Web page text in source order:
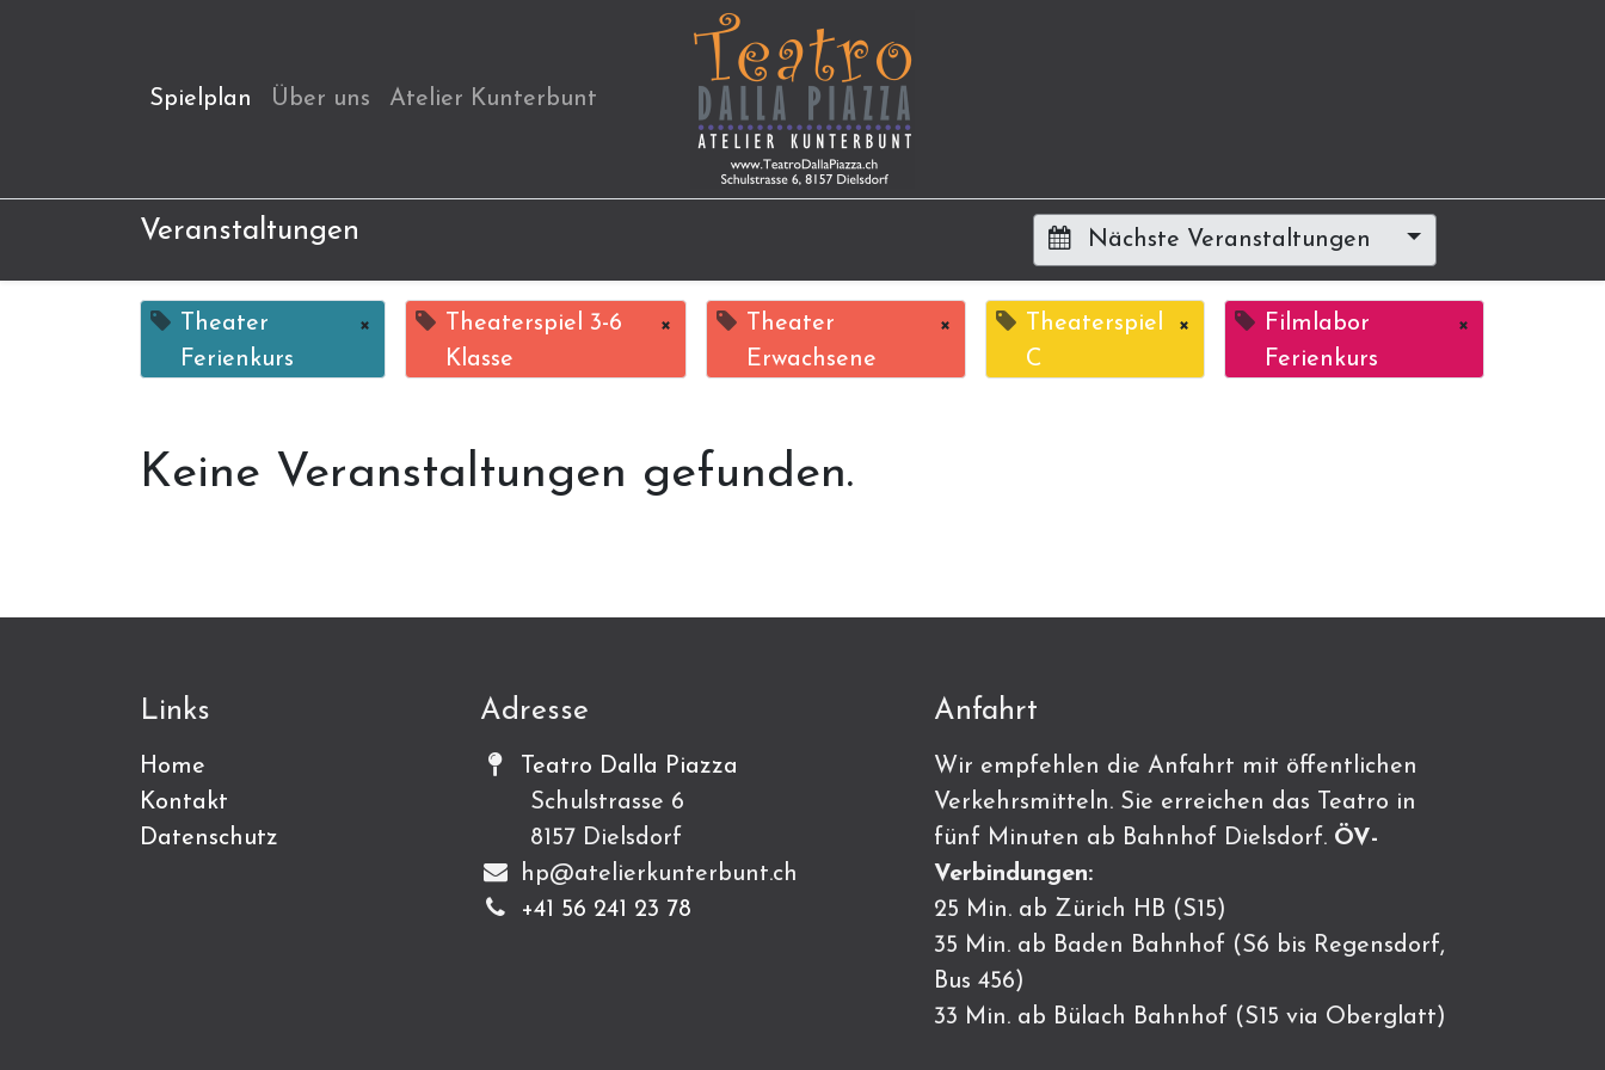
Spielplan Über uns Atelier Kunterbunt
Veranstaltungen Nächste Veranstaltungen
Theater
Ferienkurs
×
Theaterspiel 3-6
Klasse
×
Theater
Erwachsene
×
Theaterspiel
C
×
Filmlabor
Ferienkurs
×
Keine Veranstaltungen gefunden.
Links
Home
Kontakt
Datenschutz
Adresse
Teatro Dalla Piazza
Schulstrasse 6
8157 Dielsdorf
hp@atelierkunterbunt.ch
+41 56 241 23 78
Anfahrt
Wir empfehlen die Anfahrt mit öffentlichen
Verkehrsmitteln. Sie erreichen das Teatro in
fünf Minuten ab Bahnhof Dielsdorf. ÖV-
Verbindungen:
25 Min. ab Zürich HB (S15)
35 Min. ab Baden Bahnhof (S6 bis Regensdorf,
Bus 456)
33 Min. ab Bülach Bahnhof (S15 via Oberglatt)